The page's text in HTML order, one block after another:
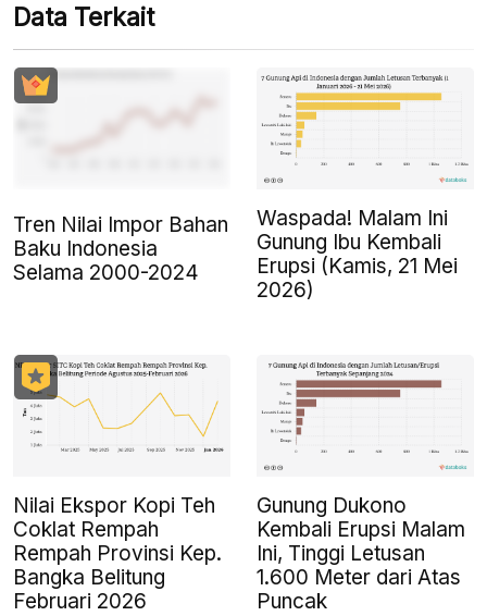
Data Terkait
Tren Nilai Impor Bahan
Baku Indonesia
Selama 2000-2024
Waspada! Malam Ini
Gunung Ibu Kembali
Erupsi (Kamis, 21 Mei
2026)
Nilai Ekspor Kopi Teh
Coklat Rempah
Rempah Provinsi Kep.
Bangka Belitung
Februari 2026
Gunung Dukono
Kembali Erupsi Malam
Ini, Tinggi Letusan
1.600 Meter dari Atas
Puncak